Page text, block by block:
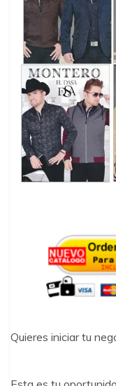
Quieres iniciar tu